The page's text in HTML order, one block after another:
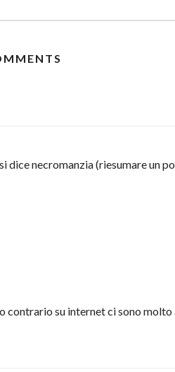
necromanzia (riesumare un
contrario su internet ci sono